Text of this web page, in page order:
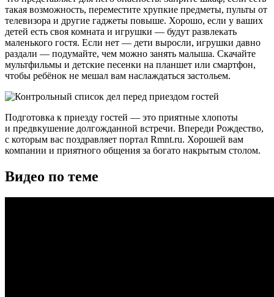
такая возможность, переместите хрупкие предметы, пульты от
телевизора и другие гаджеты повыше. Хорошо, если у ваших
детей есть своя комната и игрушки — будут развлекать
маленького гостя. Если нет — дети выросли, игрушки давно
раздали — подумайте, чем можно занять малыша. Скачайте
мультфильмы и детские песенки на планшет или смартфон,
чтобы ребёнок не мешал вам наслаждаться застольем.
Подготовка к приезду гостей — это приятные хлопоты
и предвкушение долгожданной встречи. Впереди Рождество,
с которым вас поздравляет портал Rmnt.ru. Хорошей вам
компании и приятного общения за богато накрытым столом.
Видео по теме